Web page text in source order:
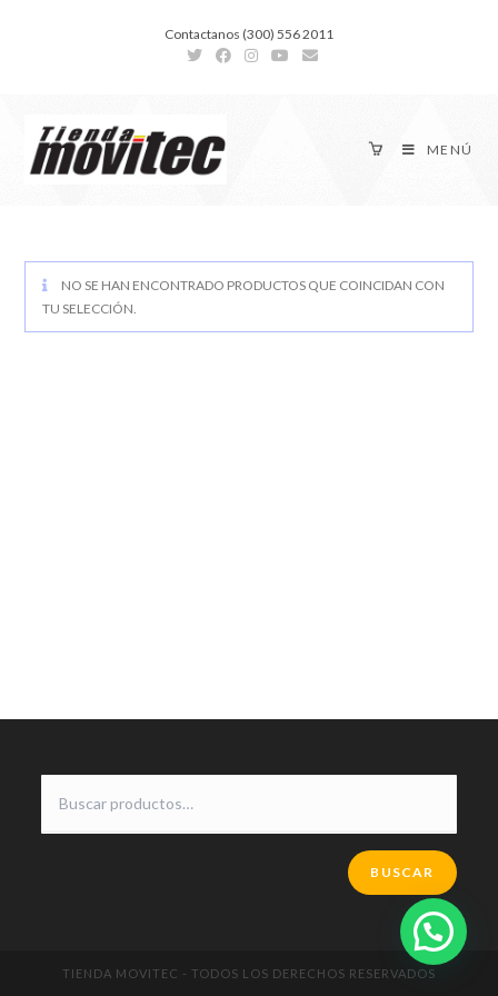
Contactanos (300) 556 2011
MENÚ
NO SE HAN ENCONTRADO PRODUCTOS QUE COINCIDAN CON
TU SELECCIÓN.
BUSCAR
TIENDA MOVITEC - TODOS LOS DERECHOS RESERVADOS